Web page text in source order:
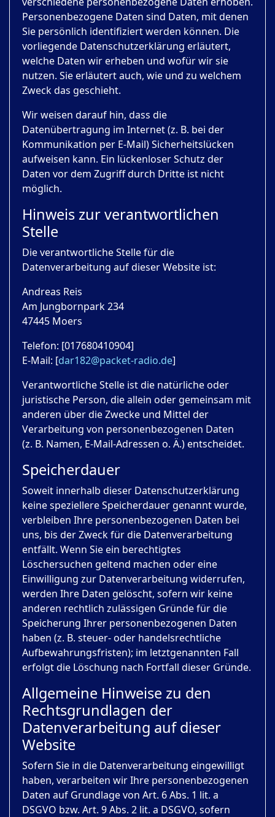
Personenbezogene Daten sind Daten, mit denen
Sie persönlich identifiziert werden können. Die
vorliegende Datenschutzerklärung erläutert,
welche Daten wir erheben und wofür wir sie
nutzen. Sie erläutert auch, wie und zu welchem
Zweck das geschieht.
Wir weisen darauf hin, dass die
Datenübertragung im Internet (z. B. bei der
Kommunikation per E-Mail) Sicherheitslücken
aufweisen kann. Ein lückenloser Schutz der
Daten vor dem Zugriff durch Dritte ist nicht
möglich.
Hinweis zur verantwortlichen
Stelle
Die verantwortliche Stelle für die
Datenverarbeitung auf dieser Website ist:
Andreas Reis
Am Jungbornpark 234
47445 Moers
Telefon: [017680410904]
E-Mail: [dar182@packet-radio.de]
Verantwortliche Stelle ist die natürliche oder
juristische Person, die allein oder gemeinsam mit
anderen über die Zwecke und Mittel der
Verarbeitung von personenbezogenen Daten
(z. B. Namen, E-Mail-Adressen o. Ä.) entscheidet.
Speicherdauer
Soweit innerhalb dieser Datenschutzerklärung
keine speziellere Speicherdauer genannt wurde,
verbleiben Ihre personenbezogenen Daten bei
uns, bis der Zweck für die Datenverarbeitung
entfällt. Wenn Sie ein berechtigtes
Löschersuchen geltend machen oder eine
Einwilligung zur Datenverarbeitung widerrufen,
werden Ihre Daten gelöscht, sofern wir keine
anderen rechtlich zulässigen Gründe für die
Speicherung Ihrer personenbezogenen Daten
haben (z. B. steuer- oder handelsrechtliche
Aufbewahrungsfristen); im letztgenannten Fall
erfolgt die Löschung nach Fortfall dieser Gründe.
Allgemeine Hinweise zu den
Rechtsgrundlagen der
Datenverarbeitung auf dieser
Website
Sofern Sie in die Datenverarbeitung eingewilligt
haben, verarbeiten wir Ihre personenbezogenen
Daten auf Grundlage von Art. 6 Abs. 1 lit. a
DSGVO bzw. Art. 9 Abs. 2 lit. a DSGVO, sofern